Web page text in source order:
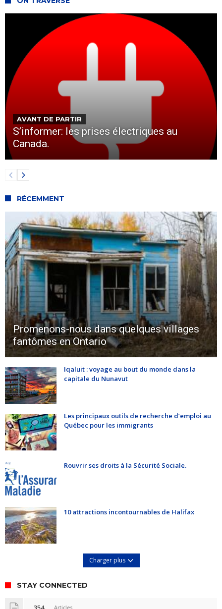
AVANT DE PARTIR
S’informer: les prises électriques au
Canada.
RÉCEMMENT
Promenons-nous dans quelques villages
fantômes en Ontario
Iqaluit : voyage au bout du monde dans la
capitale du Nunavut
Les principaux outils de recherche d’emploi au
Québec pour les immigrants
Rouvrir ses droits à la Sécurité Sociale.
10 attractions incontournables de Halifax
Charger plus
STAY CONNECTED
Articles